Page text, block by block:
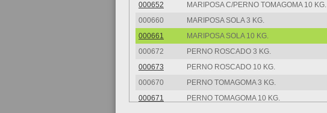
000652
MARIPOSA C/PERNO TOMAGOMA 10 KG.
000660
MARIPOSA SOLA 3 KG.
000661
MARIPOSA SOLA 10 KG.
000672
PERNO ROSCADO 3 KG.
000673
PERNO ROSCADO 10 KG.
000670
PERNO TOMAGOMA 3 KG.
000671
PERNO TOMAGOMA 10 KG.